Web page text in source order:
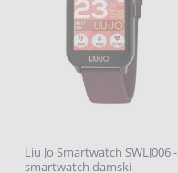
Liu Jo Smartwatch SWLJ006 -
smartwatch damski